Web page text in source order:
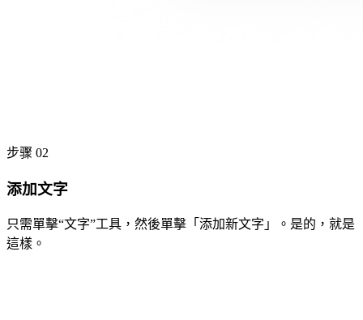
步骤 02
添加文字
只需單擊“文字”工具，然後單擊「添加新文字」。是的，就是
這樣。